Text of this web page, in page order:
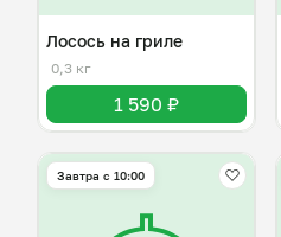
Лосось на гриле
0,3 кг
1 590 ₽
Завтра c 10:00